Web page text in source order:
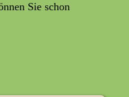
Sie schon